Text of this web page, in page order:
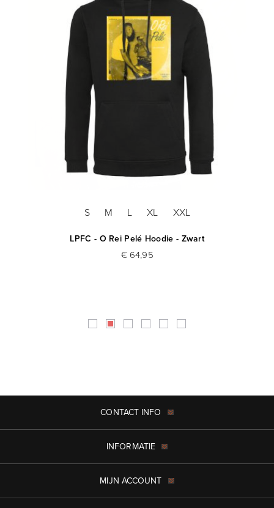
S M L XL XXL
LPFC - O Rei Pelé Hoodie - Zwart
€ 64,95
CONTACT INFO
INFORMATIE
MIJN ACCOUNT